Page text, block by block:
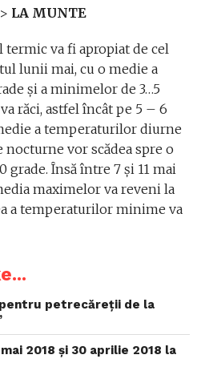
LA MUNTE
termic va fi apropiat de cel
lunii mai, cu o medie a
şi a minimelor de 3…5
răci, astfel încât pe 5 – 6
a temperaturilor diurne
vor scădea spre o
grade. Însă între 7 şi 11 mai
maximelor va reveni la
a temperaturilor minime va
petrecăreții de la
2018 și 30 aprilie 2018 la